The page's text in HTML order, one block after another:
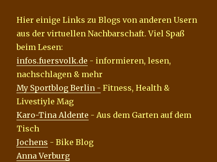
Hier einige Links zu Blogs von anderen Usern
aus der virtuellen Nachbarschaft. Viel Spaß
beim Lesen:
infos.fuersvolk.de - informieren, lesen,
nachschlagen & mehr
My Sportblog Berlin - Fitness, Health &
Livestiyle Mag
Karo-Tina Aldente - Aus dem Garten auf dem
Tisch
Jochens - Bike Blog
Anna Verburg